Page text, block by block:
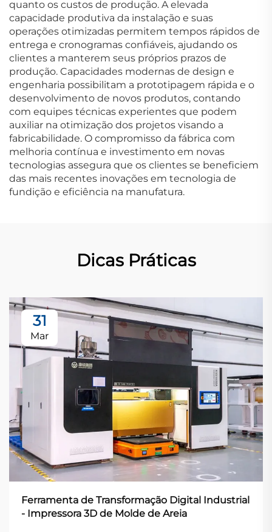
quanto os custos de produção. A elevada
capacidade produtiva da instalação e suas
operações otimizadas permitem tempos rápidos de
entrega e cronogramas confiáveis, ajudando os
clientes a manterem seus próprios prazos de
produção. Capacidades modernas de design e
engenharia possibilitam a prototipagem rápida e o
desenvolvimento de novos produtos, contando
com equipes técnicas experientes que podem
auxiliar na otimização dos projetos visando a
fabricabilidade. O compromisso da fábrica com
melhoria contínua e investimento em novas
tecnologias assegura que os clientes se beneficiem
das mais recentes inovações em tecnologia de
fundição e eficiência na manufatura.
Dicas Práticas
31
Mar
Ferramenta de Transformação Digital Industrial
- Impressora 3D de Molde de Areia